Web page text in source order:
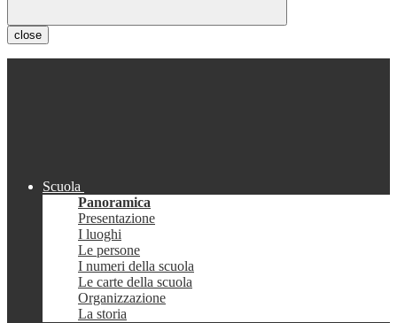
close
Scuola
Panoramica
Presentazione
I luoghi
Le persone
I numeri della scuola
Le carte della scuola
Organizzazione
La storia